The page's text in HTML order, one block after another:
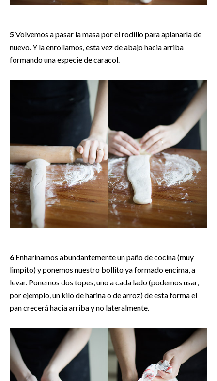
5 Volvemos a pasar la masa por el rodillo para aplanarla de
nuevo. Y la enrollamos, esta vez de abajo hacia arriba
formando una especie de caracol.
6 Enharinamos abundantemente un paño de cocina (muy
limpito) y ponemos nuestro bollito ya formado encima, a
levar. Ponemos dos topes, uno a cada lado (podemos usar,
por ejemplo, un kilo de harina o de arroz) de esta forma el
pan crecerá hacia arriba y no lateralmente.